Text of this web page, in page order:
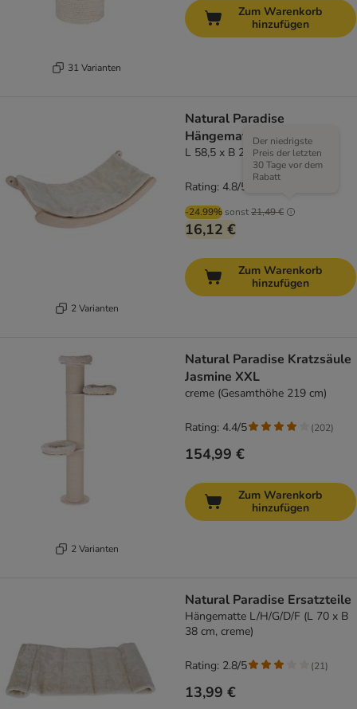
31 Varianten
Zum Warenkorb
hinzufügen
2 Varianten
Natural Paradise
Hängematte Dahlia
L 58,5 x B 28 cm - creme
-24.99% sonst21,49 €
Der niedrigste
Preis der letzten
30 Tage vor dem
Rabatt
16,12 €
Rating: 4.8/5
Zum Warenkorb
hinzufügen
2 Varianten
Natural Paradise Kratzsäule
Jasmine XXL
creme (Gesamthöhe 219 cm)
154,99 €
Rating: 4.4/5 (202)
Zum Warenkorb
hinzufügen
Natural Paradise Ersatzteile
Hängematte L/H/G/D/F (L 70 x B
38 cm, creme)
13,99 €
Rating: 2.8/5 (21)